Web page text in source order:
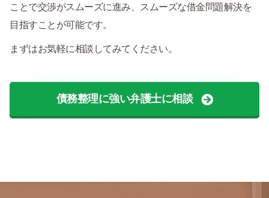
ことで交渉がスムーズに進み、スムーズな借金問題解決を
目指すことが可能です。
まずはお気軽に相談してみてください。
債務整理に強い弁護士に相談